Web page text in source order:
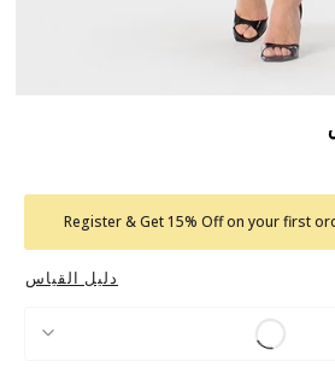
Register & Get 15% Off on your first
دليل القياس